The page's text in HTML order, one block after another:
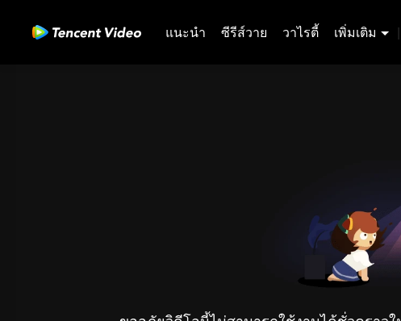
แนะนำ ซีรีส์วาย วาไรตี้ เพิ่มเติม |